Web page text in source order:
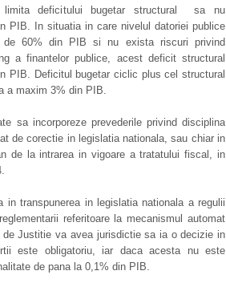
deficitului bugetar structural sa nu
PIB. In situatia in care nivelul datoriei publice
de 60% din PIB si nu exista riscuri privind
a finantelor publice, acest deficit structural
PIB. Deficitul bugetar ciclic plus cel structural
a maxim 3% din PIB.
sa incorporeze prevederile privind disciplina
de corectie in legislatia nationala, sau chiar in
de la intrarea in vigoare a tratatului fiscal, in
in transpunerea in legislatia nationala a regulii
referitoare la mecanismul automat
de Justitie va avea jurisdictie sa ia o decizie in
este obligatoriu, iar daca acesta nu este
de pana la 0,1% din PIB.